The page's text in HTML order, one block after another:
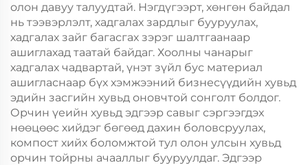
олон давуу талуудтай. Нэгдүгээрт, хөнгөн байдал
нь тээвэрлэлт, хадгалах зардлыг бууруулах,
хадгалах зайг багасгах зэрэг шалтгаанаар
ашиглахад таатай байдаг. Хоолны чанарыг
хадгалах чадвартай, үнэт зүйл бус материал
ашигласнаар бүх хэмжээний бизнесүүдийн хувьд
эдийн засгийн хувьд оновчтой сонголт болдог.
Орчин үеийн хувьд эдгээр савыг сэргээгдэх
нөөцөөс хийдэг бөгөөд дахин боловсруулах,
компост хийх боломжтой тул олон улсын хувьд
орчин тойрны ачааллыг бууруулдаг. Эдгээр